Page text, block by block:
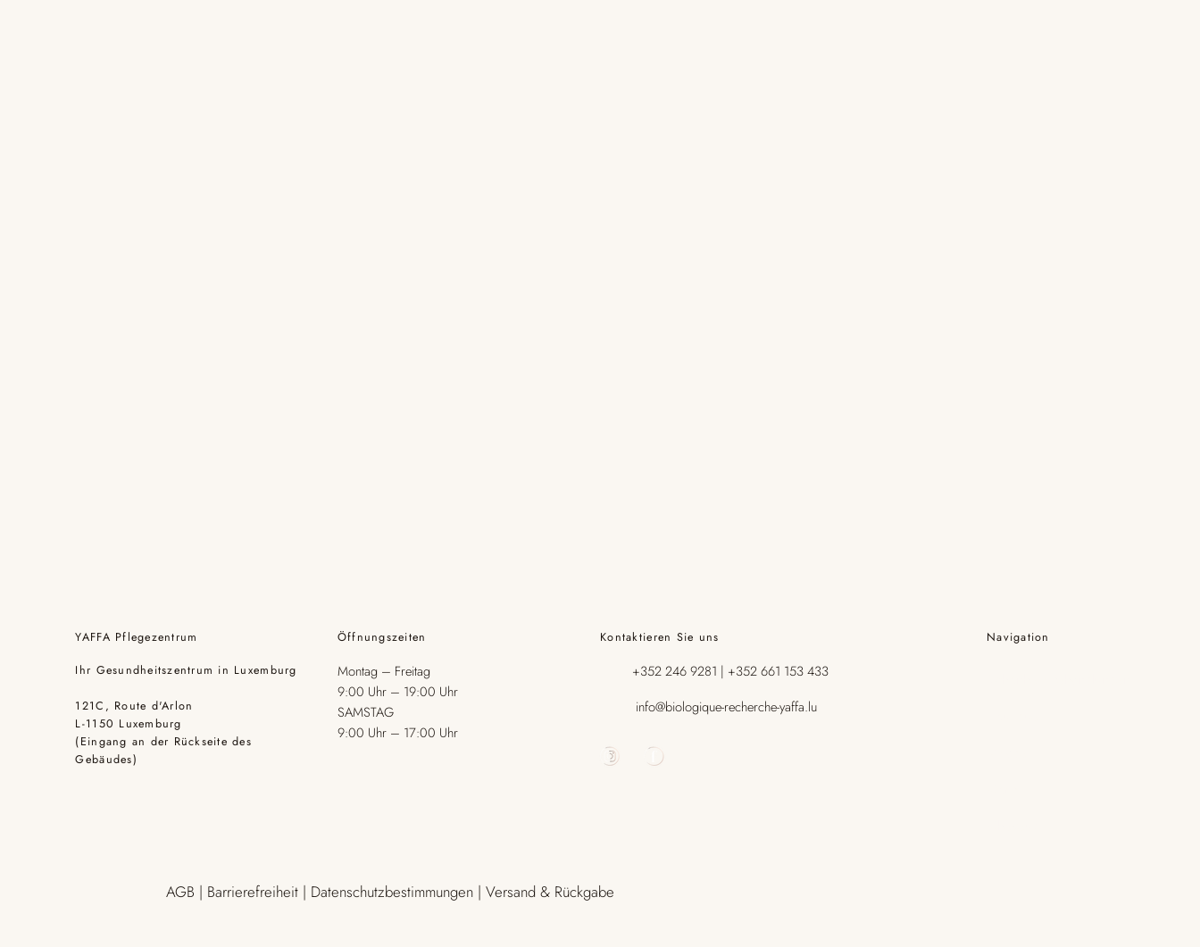
YAFFA Pflegezentrum
Ihr Gesundheitszentrum in Luxemburg
121C, Route d'Arlon
L-1150 Luxemburg
(Eingang an der Rückseite des
Gebäudes)
Öffnungszeiten
Montag – Freitag
9:00 Uhr – 19:00 Uhr
SAMSTAG
9:00 Uhr – 17:00 Uhr
Kontaktieren Sie uns
+352 246 9281 | +352 661 153 433
info@biologique-recherche-yaffa.lu
Navigation
AGB | Barrierefreiheit | Datenschutzbestimmungen | Versand & Rückgabe